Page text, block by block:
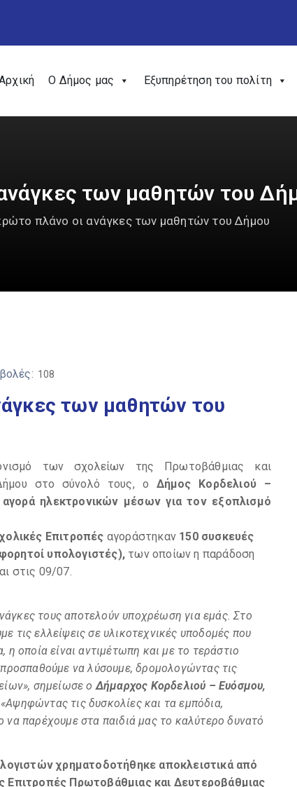
Ο Δήμος μας Εξυπηρέτηση του πολίτη
των μαθητών του
πλάνο οι ανάγκες των μαθητών του Δήμου
108
των μαθητών του
των σχολείων της Πρωτοβάθμιας και
στο σύνολό τους, ο Δήμος Κορδελιού –
ηλεκτρονικών μέσων για τον εξοπλισμό
Επιτροπές αγοράστηκαν 150 συσκευές
υπολογιστές), των οποίων η παράδοση
στις 09/07.
τους αποτελούν υποχρέωση για εμάς. Στο
τις ελλείψεις σε υλικοτεχνικές υποδομές που
η οποία είναι αντιμέτωπη και με το τεράστιο
να λύσουμε, δρομολογώντας τις
σημείωσε οΔήμαρχος Κορδελιού – Ευόσμου,
τις δυσκολίες και τα εμπόδια,
παρέχουμε στα παιδιά μας το καλύτερο δυνατό
χρηματοδοτήθηκε αποκλειστικά από
Επιτροπές Πρωτοβάθμιας και Δευτεροβάθμιας